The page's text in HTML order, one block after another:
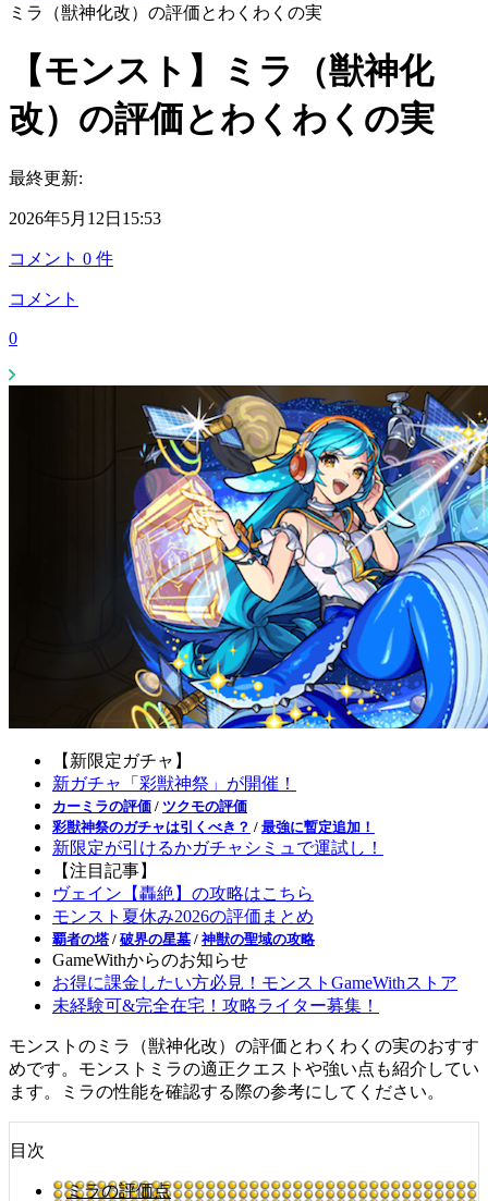
ミラ（獣神化改）の評価とわくわくの実
【モンスト】ミラ（獣神化
改）の評価とわくわくの実
最終更新:
2026年5月12日15:53
コメント 0 件
コメント
0
【新限定ガチャ】
新ガチャ「彩獣神祭」が開催！
カーミラの評価 / ツクモの評価
彩獣神祭のガチャは引くべき？ / 最強に暫定追加！
新限定が引けるかガチャシミュで運試し！
【注目記事】
ヴェイン【轟絶】の攻略はこちら
モンスト夏休み2026の評価まとめ
覇者の塔 / 破界の星墓 / 神獣の聖域の攻略
GameWithからのお知らせ
お得に課金したい方必見！モンストGameWithストア
未経験可&完全在宅！攻略ライター募集！
モンストのミラ（獣神化改）の評価とわくわくの実のおすす
めです。モンストミラの適正クエストや強い点も紹介してい
ます。ミラの性能を確認する際の参考にしてください。
目次
ミラの評価点